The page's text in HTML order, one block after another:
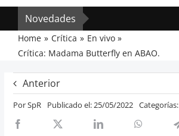
Inicio
Actual
Artículos
Crítica
Previos de ópera
Novedades
Home Crítica
En vivo
Crítica: Madama Butterfly en ABAO.
Anterior
PorSpR Publicado el: 25/05/2022 Categorías: